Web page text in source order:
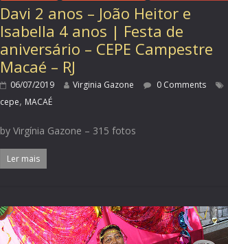
Davi 2 anos – João Heitor e
Isabella 4 anos | Festa de
aniversário – CEPE Campestre
Macaé – RJ
06/07/2019 Virginia Gazone
0 Comments
cepe, MACAÉ
by Virgínia Gazone – 315 fotos
Ler mais